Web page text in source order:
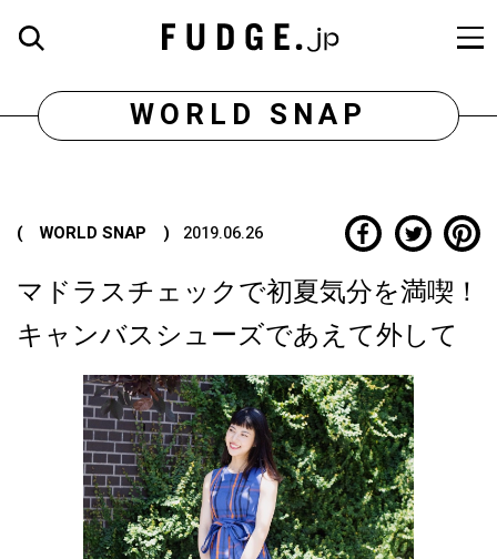
WORLD SNAP
( WORLD SNAP ) 2019.06.26
マドラスチェックで初夏気分を満喫！
キャンバスシューズであえて外して